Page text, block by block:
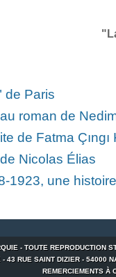
de Paris
roman de
de Fatma Çıngı
Nicolas Élias
1923, une
- TOUTE REPRODUCTION
- 43 RUE SAINT DIZIER -
REMERCIEMENTS À